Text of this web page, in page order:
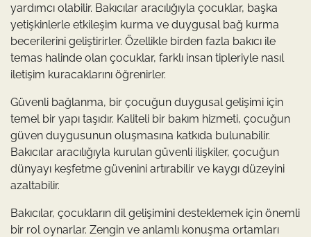
yardımcı olabilir. Bakıcılar aracılığıyla çocuklar, başka
yetişkinlerle etkileşim kurma ve duygusal bağ kurma
becerilerini geliştirirler. Özellikle birden fazla bakıcı ile
temas halinde olan çocuklar, farklı insan tipleriyle nasıl
iletişim kuracaklarını öğrenirler.
Güvenli bağlanma, bir çocuğun duygusal gelişimi için
temel bir yapı taşıdır. Kaliteli bir bakım hizmeti, çocuğun
güven duygusunun oluşmasına katkıda bulunabilir.
Bakıcılar aracılığıyla kurulan güvenli ilişkiler, çocuğun
dünyayı keşfetme güvenini artırabilir ve kaygı düzeyini
azaltabilir.
Bakıcılar, çocukların dil gelişimini desteklemek için önemli
bir rol oynarlar. Zengin ve anlamlı konuşma ortamları